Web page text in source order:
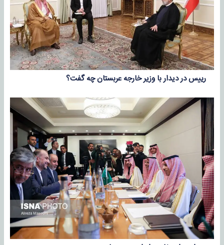
رییس در دیدار با وزیر خارجه عربستان چه گفت؟